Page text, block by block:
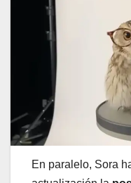
En paralelo, Sora